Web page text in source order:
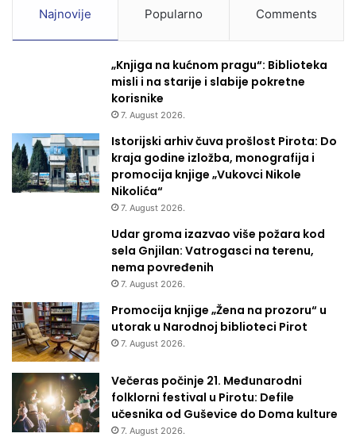
Najnovije Popularno Comments
„Knjiga na kućnom pragu“: Biblioteka
misli i na starije i slabije pokretne
korisnike
7. August 2026.
Istorijski arhiv čuva prošlost Pirota: Do
kraja godine izložba, monografija i
promocija knjige „Vukovci Nikole
Nikolića“
7. August 2026.
Udar groma izazvao više požara kod
sela Gnjilan: Vatrogasci na terenu,
nema povređenih
7. August 2026.
Promocija knjige „Žena na prozoru“ u
utorak u Narodnoj biblioteci Pirot
7. August 2026.
Večeras počinje 21. Međunarodni
folklorni festival u Pirotu: Defile
učesnika od Guševice do Doma kulture
7. August 2026.